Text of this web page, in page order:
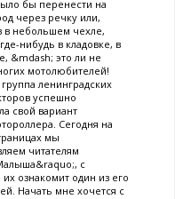
бы перенести на
через речку или,
в небольшем чехле,
нибудь в кладовке, в
&mdash; это ли не
мотолюбителей!
ленинградских
успешно
свой вариант
Сегодня на
мы
читателям
с
ознакомит один из его
Начать мне хочется с